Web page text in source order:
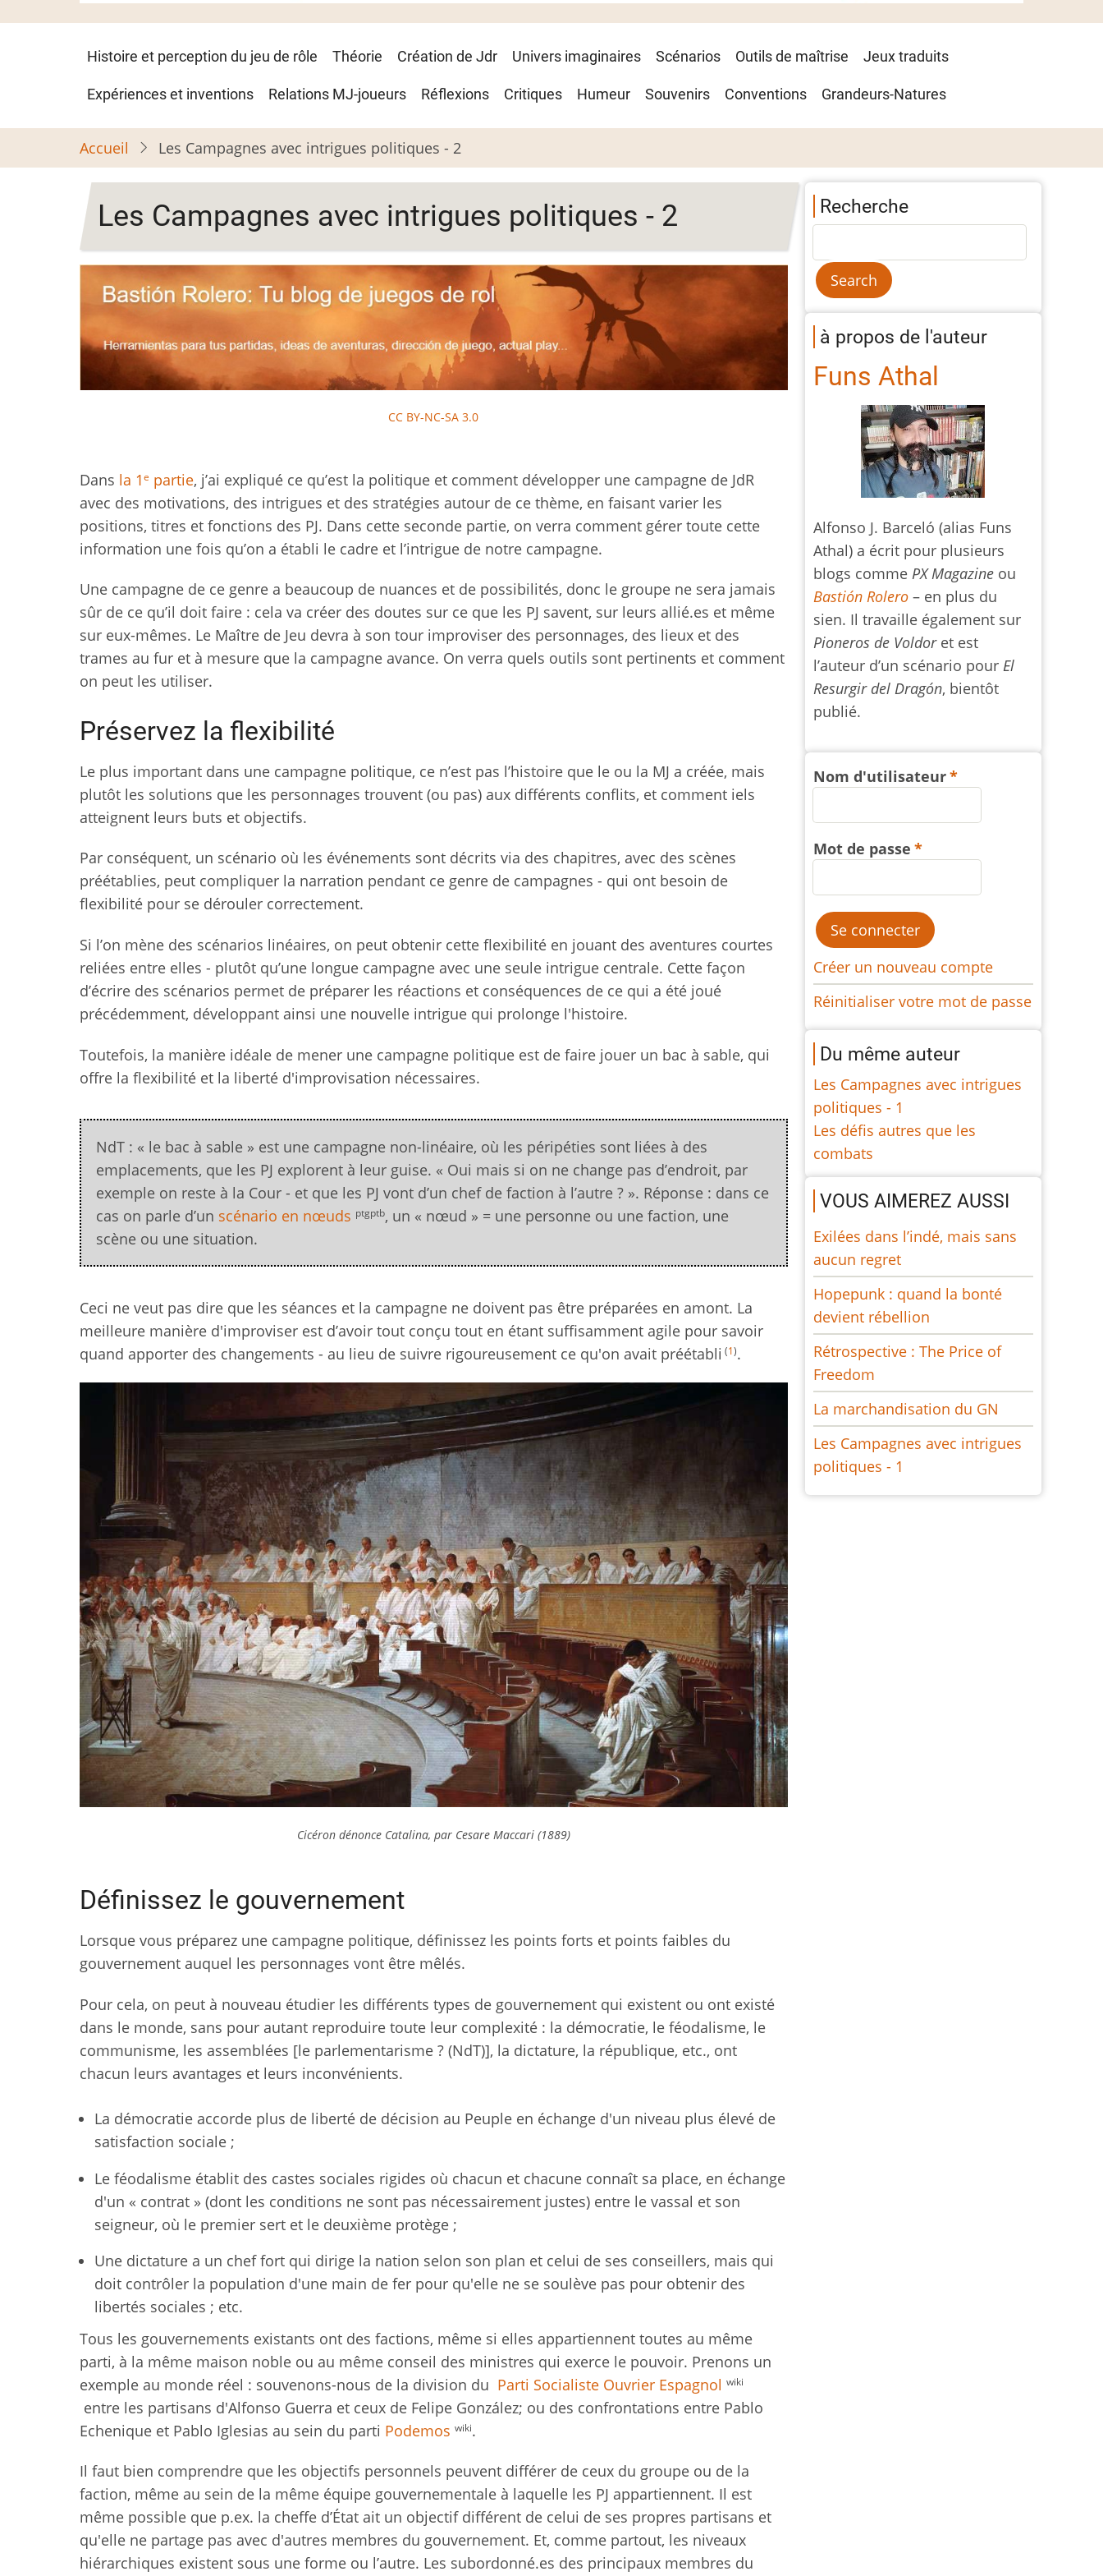
Navigation
principale
Histoire et perception du jeu de rôle Théorie Création de Jdr Univers imaginaires Scénarios Outils de maîtrise Jeux traduits
Expériences et inventions Relations MJ-joueurs Réflexions Critiques Humeur Souvenirs Conventions Grandeurs-Natures
Accueil Les Campagnes avec intrigues politiques - 2
Les Campagnes avec intrigues politiques - 2
CC BY-NC-SA 3.0
Dans la 1e partie, j’ai expliqué ce qu’est la politique et comment développer une campagne de JdR
avec des motivations, des intrigues et des stratégies autour de ce thème, en faisant varier les
positions, titres et fonctions des PJ. Dans cette seconde partie, on verra comment gérer toute cette
information une fois qu’on a établi le cadre et l’intrigue de notre campagne.
Une campagne de ce genre a beaucoup de nuances et de possibilités, donc le groupe ne sera jamais
sûr de ce qu’il doit faire : cela va créer des doutes sur ce que les PJ savent, sur leurs allié.es et même
sur eux-mêmes. Le Maître de Jeu devra à son tour improviser des personnages, des lieux et des
trames au fur et à mesure que la campagne avance. On verra quels outils sont pertinents et comment
on peut les utiliser.
Préservez la flexibilité
Le plus important dans une campagne politique, ce n’est pas l’histoire que le ou la MJ a créée, mais
plutôt les solutions que les personnages trouvent (ou pas) aux différents conflits, et comment iels
atteignent leurs buts et objectifs.
Par conséquent, un scénario où les événements sont décrits via des chapitres, avec des scènes
préétablies, peut compliquer la narration pendant ce genre de campagnes - qui ont besoin de
flexibilité pour se dérouler correctement.
Si l’on mène des scénarios linéaires, on peut obtenir cette flexibilité en jouant des aventures courtes
reliées entre elles - plutôt qu’une longue campagne avec une seule intrigue centrale. Cette façon
d’écrire des scénarios permet de préparer les réactions et conséquences de ce qui a été joué
précédemment, développant ainsi une nouvelle intrigue qui prolonge l'histoire.
Toutefois, la manière idéale de mener une campagne politique est de faire jouer un bac à sable, qui
offre la flexibilité et la liberté d'improvisation nécessaires.
NdT : « le bac à sable » est une campagne non-linéaire, où les péripéties sont liées à des
emplacements, que les PJ explorent à leur guise. « Oui mais si on ne change pas d’endroit, par
exemple on reste à la Cour - et que les PJ vont d’un chef de faction à l’autre ? ». Réponse : dans ce
cas on parle d’un scénario en nœuds ptgptb, un « nœud » = une personne ou une faction, une
scène ou une situation.
Ceci ne veut pas dire que les séances et la campagne ne doivent pas être préparées en amont. La
meilleure manière d'improviser est d’avoir tout conçu tout en étant suffisamment agile pour savoir
quand apporter des changements - au lieu de suivre rigoureusement ce qu'on avait préétabli (1).
Cicéron dénonce Catalina, par Cesare Maccari (1889)
Définissez le gouvernement
Lorsque vous préparez une campagne politique, définissez les points forts et points faibles du
gouvernement auquel les personnages vont être mêlés.
Pour cela, on peut à nouveau étudier les différents types de gouvernement qui existent ou ont existé
dans le monde, sans pour autant reproduire toute leur complexité : la démocratie, le féodalisme, le
communisme, les assemblées [le parlementarisme ? (NdT)], la dictature, la république, etc., ont
chacun leurs avantages et leurs inconvénients.
La démocratie accorde plus de liberté de décision au Peuple en échange d'un niveau plus élevé de
satisfaction sociale ;
Le féodalisme établit des castes sociales rigides où chacun et chacune connaît sa place, en échange
d'un « contrat » (dont les conditions ne sont pas nécessairement justes) entre le vassal et son
seigneur, où le premier sert et le deuxième protège ;
Une dictature a un chef fort qui dirige la nation selon son plan et celui de ses conseillers, mais qui
doit contrôler la population d'une main de fer pour qu'elle ne se soulève pas pour obtenir des
libertés sociales ; etc.
Tous les gouvernements existants ont des factions, même si elles appartiennent toutes au même
parti, à la même maison noble ou au même conseil des ministres qui exerce le pouvoir. Prenons un
exemple au monde réel : souvenons-nous de la division du Parti Socialiste Ouvrier Espagnol wiki
entre les partisans d'Alfonso Guerra et ceux de Felipe González; ou des confrontations entre Pablo
Echenique et Pablo Iglesias au sein du parti Podemos wiki.
Il faut bien comprendre que les objectifs personnels peuvent différer de ceux du groupe ou de la
faction, même au sein de la même équipe gouvernementale à laquelle les PJ appartiennent. Il est
même possible que p.ex. la cheffe d’État ait un objectif différent de celui de ses propres partisans et
qu'elle ne partage pas avec d'autres membres du gouvernement. Et, comme partout, les niveaux
hiérarchiques existent sous une forme ou l’autre. Les subordonné.es des principaux membres du
Recherche
à propos de l'auteur
Funs Athal
Alfonso J. Barceló (alias Funs
Athal) a écrit pour plusieurs
blogs comme PX Magazine ou
Bastión Rolero – en plus du
sien. Il travaille également sur
Pioneros de Voldoret est
l’auteur d’un scénario pour El
Resurgir del Dragón, bientôt
publié.
Nom d'utilisateur
Mot de passe
Créer un nouveau compte
Réinitialiser votre mot de passe
Du même auteur
Les Campagnes avec intrigues
politiques - 1
Les défis autres que les
combats
VOUS AIMEREZ AUSSI
Exilées dans l’indé, mais sans
aucun regret
Hopepunk : quand la bonté
devient rébellion
Rétrospective : The Price of
Freedom
La marchandisation du GN
Les Campagnes avec intrigues
politiques - 1